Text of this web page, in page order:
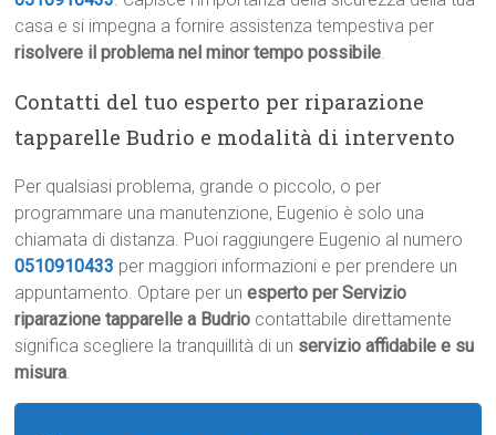
casa e si impegna a fornire assistenza tempestiva per
risolvere il problema nel minor tempo possibile.
Contatti del tuo esperto per riparazione
tapparelle Budrio e modalità di intervento
Per qualsiasi problema, grande o piccolo, o per
programmare una manutenzione, Eugenio è solo una
chiamata di distanza. Puoi raggiungere Eugenio al numero
0510910433 per maggiori informazioni e per prendere un
appuntamento. Optare per unesperto per Servizio
riparazione tapparelle a Budrio contattabile direttamente
significa scegliere la tranquillità di un servizio affidabile e su
misura.